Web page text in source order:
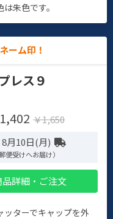
朱色です。
ーム印！
レス９
1,402 ￥1,650
月10日(月)
便受けへお届け）
品詳細・ご注文
ッターでキャップを外